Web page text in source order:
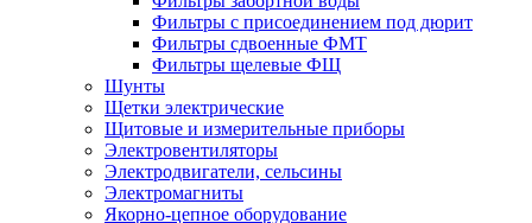
Фильтры с присоединением под дюрит
Фильтры сдвоенные ФМТ
Фильтры щелевые ФЩ
Шунты
Щетки электрические
Щитовые и измерительные приборы
Электровентиляторы
Электродвигатели, сельсины
Электромагниты
Якорно-цепное оборудование